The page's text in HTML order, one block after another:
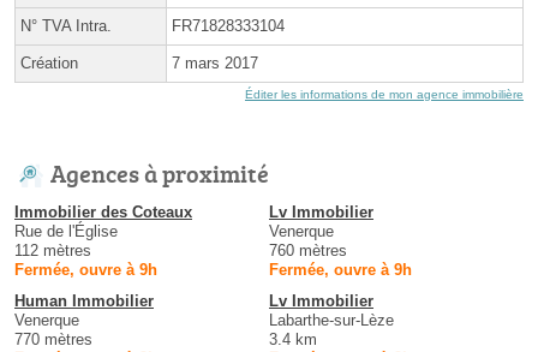
N° TVA Intra. FR71828333104
Création 7 mars 2017
Éditer les informations de mon agence immobilière
Agences à proximité
Immobilier des Coteaux
Rue de l'Église
112 mètres
Fermée, ouvre à 9h
Lv Immobilier
Venerque
760 mètres
Fermée, ouvre à 9h
Human Immobilier
Venerque
770 mètres
Lv Immobilier
Labarthe-sur-Lèze
3.4 km